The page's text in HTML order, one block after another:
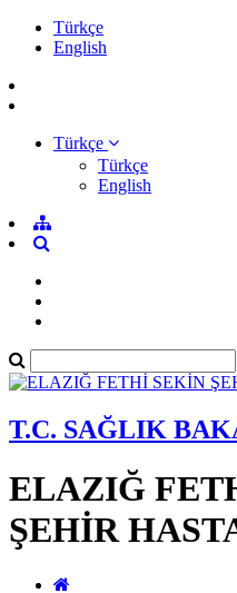
Türkçe
English
Türkçe
Türkçe
English
T.C. SAĞLIK
ELAZIĞ
ŞEHİR